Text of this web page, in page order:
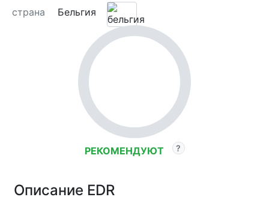
страна
Бельгия
РЕКОМЕНДУЮТ
Описание EDR